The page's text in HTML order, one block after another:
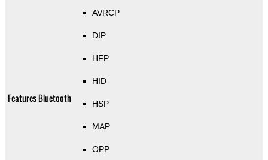
Features Bluetooth
AVRCP
DIP
HFP
HID
HSP
MAP
OPP